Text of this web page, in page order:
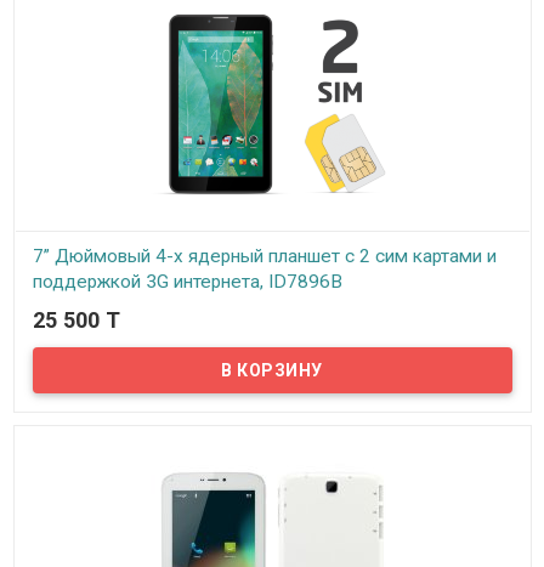
7” Дюймовый 4-х ядерный планшет c 2 сим картами и
поддержкой 3G интернета, ID7896B
В наличии
Представляем вашему вниманию очередную модель 7”
дюймового планшета с 2 сим картами, поддержкой 3G
интернета, 4-х ядерным процессором и 1 Гигабайтом
дополнительной карты
25 500 T